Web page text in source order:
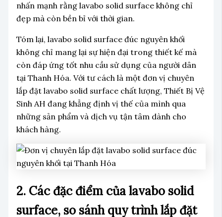
nhấn mạnh rằng lavabo solid surface không chỉ
đẹp mà còn bền bỉ với thời gian.
Tóm lại, lavabo solid surface đúc nguyên khối
không chỉ mang lại sự hiện đại trong thiết kế mà
còn đáp ứng tốt nhu cầu sử dụng của người dân
tại Thanh Hóa. Với tư cách là một đơn vị chuyên
lắp đặt lavabo solid surface chất lượng, Thiết Bị Vệ
Sinh AH đang khẳng định vị thế của mình qua
những sản phẩm và dịch vụ tận tâm dành cho
khách hàng.
2. Các đặc điểm của lavabo solid
surface, so sánh quy trình lắp đặt